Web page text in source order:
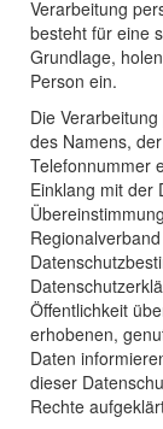
Verarbeitung
besteht für eine
Grundlage,
Person ein.
Die
des Namens,
Telefonnummer
Einklang mit der
Öffentlichkeit
erhobenen,
Daten
dieser
Rechte